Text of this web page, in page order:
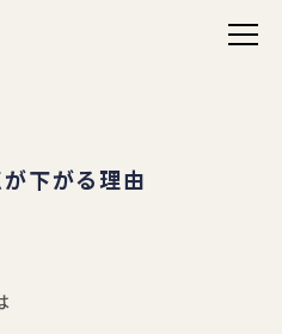
メニ
下がる理由